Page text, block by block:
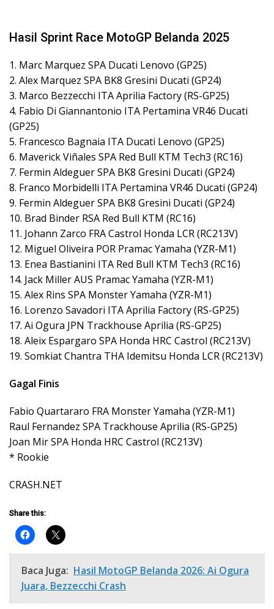
Hasil Sprint Race MotoGP Belanda 2025
1. Marc Marquez SPA Ducati Lenovo (GP25)
2. Alex Marquez SPA BK8 Gresini Ducati (GP24)
3. Marco Bezzecchi ITA Aprilia Factory (RS-GP25)
4. Fabio Di Giannantonio ITA Pertamina VR46 Ducati
(GP25)
5. Francesco Bagnaia ITA Ducati Lenovo (GP25)
6. Maverick Viñales SPA Red Bull KTM Tech3 (RC16)
7. Fermin Aldeguer SPA BK8 Gresini Ducati (GP24)
8. Franco Morbidelli ITA Pertamina VR46 Ducati (GP24)
9. Fermin Aldeguer SPA BK8 Gresini Ducati (GP24)
10. Brad Binder RSA Red Bull KTM (RC16)
11. Johann Zarco FRA Castrol Honda LCR (RC213V)
12. Miguel Oliveira POR Pramac Yamaha (YZR-M1)
13. Enea Bastianini ITA Red Bull KTM Tech3 (RC16)
14. Jack Miller AUS Pramac Yamaha (YZR-M1)
15. Alex Rins SPA Monster Yamaha (YZR-M1)
16. Lorenzo Savadori ITA Aprilia Factory (RS-GP25)
17. Ai Ogura JPN Trackhouse Aprilia (RS-GP25)
18. Aleix Espargaro SPA Honda HRC Castrol (RC213V)
19. Somkiat Chantra THA Idemitsu Honda LCR (RC213V)
Gagal Finis
Fabio Quartararo FRA Monster Yamaha (YZR-M1)
Raul Fernandez SPA Trackhouse Aprilia (RS-GP25)
Joan Mir SPA Honda HRC Castrol (RC213V)
* Rookie
CRASH.NET
Share this:
Baca Juga: Hasil MotoGP Belanda 2026: Ai Ogura
Juara, Bezzecchi Crash